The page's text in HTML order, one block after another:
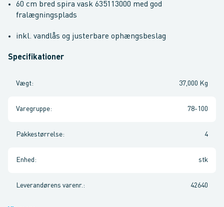
60 cm bred spira vask 635113000 med god
fralægningsplads
inkl. vandlås og justerbare ophængsbeslag
Specifikationer
Vægt: 37,000 Kg
Varegruppe: 78-100
Pakkestørrelse: 4
Enhed : stk
Leverandørens varenr. : 42640